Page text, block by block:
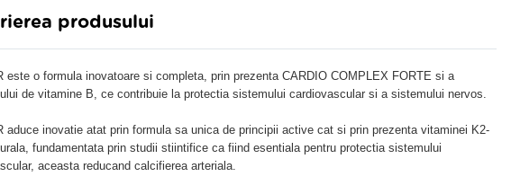
produsului
este o formula inovatoare si completa, prin prezenta CARDIO COMPLEX FORTE si a
de vitamine B, ce contribuie la protectia sistemului cardiovascular si a sistemului nervos.
aduce inovatie atat prin formula sa unica de principii active cat si prin prezenta vitaminei K2-
fundamentata prin studii stiintifice ca fiind esentiala pentru protectia sistemului
aceasta reducand calcifierea arteriala.